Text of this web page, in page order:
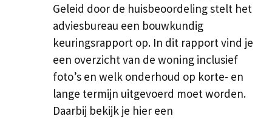
Geleid door de huisbeoordeling stelt het
adviesbureau een bouwkundig
keuringsrapport op. In dit rapport vind je
een overzicht van de woning inclusief
foto’s en welk onderhoud op korte- en
lange termijn uitgevoerd moet worden.
Daarbij bekijk je hier een